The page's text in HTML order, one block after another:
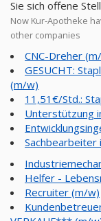
Sie sich offene
Now Kur-Apotheke
other companies
CNC-Dreher
GESUCHT:
(m/w)
11,51€/Std.:
Unterstützung
Helfer -
Recruiter (m/w)